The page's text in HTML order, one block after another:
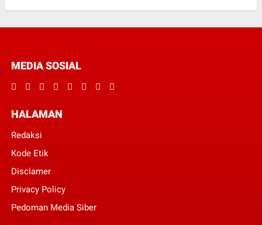
MEDIA SOSIAL
HALAMAN
Redaksi
Kode Etik
Disclamer
Privacy Policy
Pedoman Media Siber